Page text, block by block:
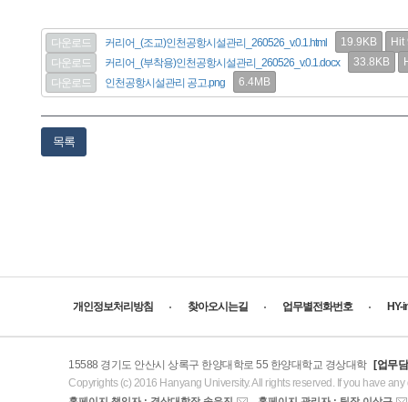
다운로드 커리어_(조교)인천공항시설관리_260526_v.0.1.html 19.9KB
Hit
다운로드
커리어_(부착용)인천공항시설관리_260526_v.0.1.docx 33.8KB
다운로드
인천공항시설관리 공고.png 6.4MB
목록
개인정보처리방침 찾아오시는길 업무별전화번호 HY-
15588 경기도 안산시 상록구 한양대학로 55 한양대학교 경상대학 [업무
Copyrights (c) 2016 Hanyang University. All rights reserved. If you have any